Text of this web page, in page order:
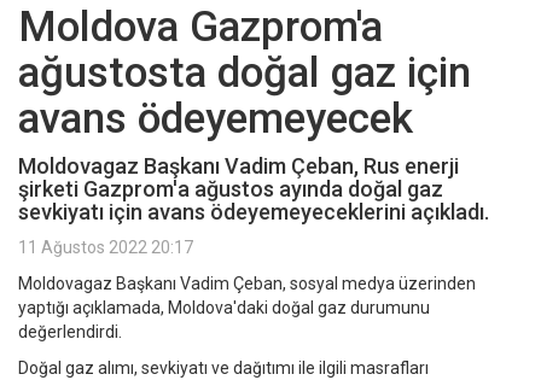
Moldova Gazprom'a
ağustosta doğal gaz için
avans ödeyemeyecek
Moldovagaz Başkanı Vadim Çeban, Rus enerji
şirketi Gazprom'a ağustos ayında doğal gaz
sevkiyatı için avans ödeyemeyeceklerini açıkladı.
11 Ağustos 2022 20:17
Moldovagaz Başkanı Vadim Çeban, sosyal medya üzerinden
yaptığı açıklamada, Moldova'daki doğal gaz durumunu
değerlendirdi.
Doğal gaz alımı, sevkiyatı ve dağıtımı ile ilgili masrafları